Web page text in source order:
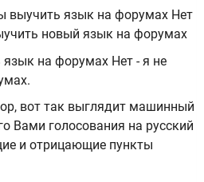
выучить язык на форумах Нет
новый язык на форумах
язык на форумах Нет - я не
вот так выглядит машинный
Вами голосования на русский
и отрицающие пункты